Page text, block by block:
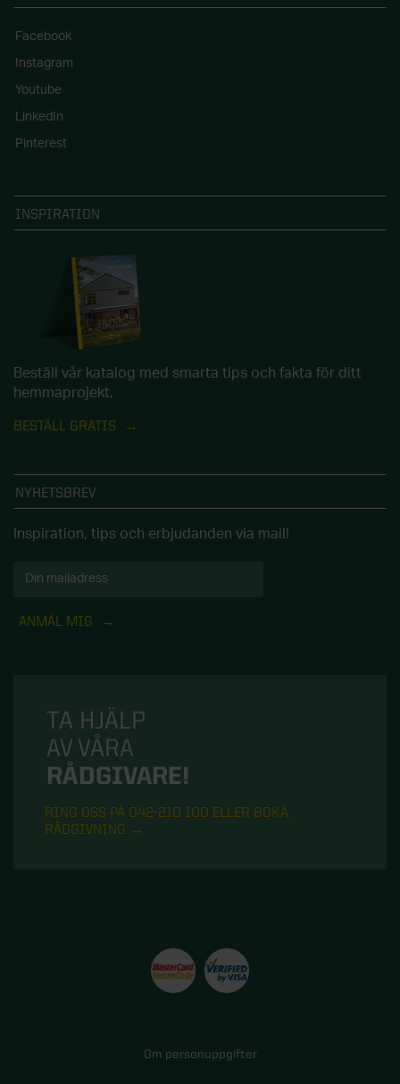
Facebook
Instagram
Youtube
LinkedIn
Pinterest
INSPIRATION
Beställ vår katalog med smarta tips och fakta för ditt
hemmaprojekt.
BESTÄLL GRATIS
NYHETSBREV
Inspiration, tips och erbjudanden via mail!
ANMÄL MIG
TA HJÄLP
AV VÅRA
RÅDGIVARE!
RING OSS PÅ 042-210 100 ELLER BOKA
RÅDGIVNING
Om personuppgifter